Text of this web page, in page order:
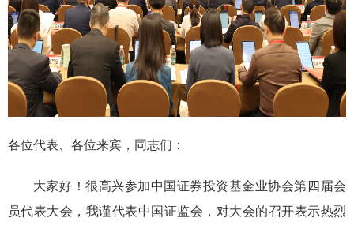
各位代表、各位来宾，同志们：
大家好！很高兴参加中国证券投资基金业协会第四届会
员代表大会，我谨代表中国证监会，对大会的召开表示热烈